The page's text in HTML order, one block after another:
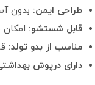
طراحی ایمن: بدون
قابل شستشو:
مناسب از بدو تولد:
دارای درپوش